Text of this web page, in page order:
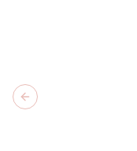
Previous slide